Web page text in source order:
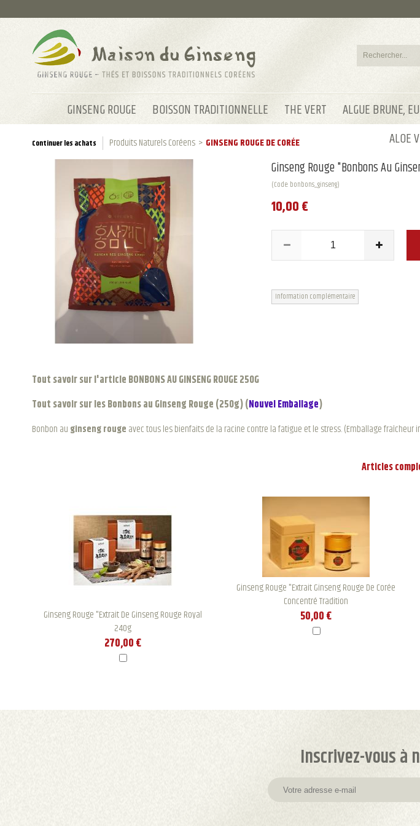
GINSENG ROUGE BOISSON TRADITIONNELLE THE VERT ALGUE BRUNE,
ALOE
Continuer les achats Produits Naturels Coréens > GINSENG ROUGE DE CORÉE
Ginseng Rouge "Bonbons Au
(Code: bonbons_ginseng)
10,00 €
Information complémentaire
Tout savoir sur l'article BONBONS AU GINSENG ROUGE 250G
Tout savoir sur les Bonbons au Ginseng Rouge (250g) (Nouvel Emballage)
Bonbon au ginseng rouge avec tous les bienfaits de la racine contre la fatigue et le stress. (Emballage
Articles
Ginseng Rouge "Extrait De Ginseng Rouge Royal
240g
270,00 €
Ginseng Rouge "Extrait Ginseng Rouge De Corée
Concentré Tradition
50,00 €
Inscrivez-vous à